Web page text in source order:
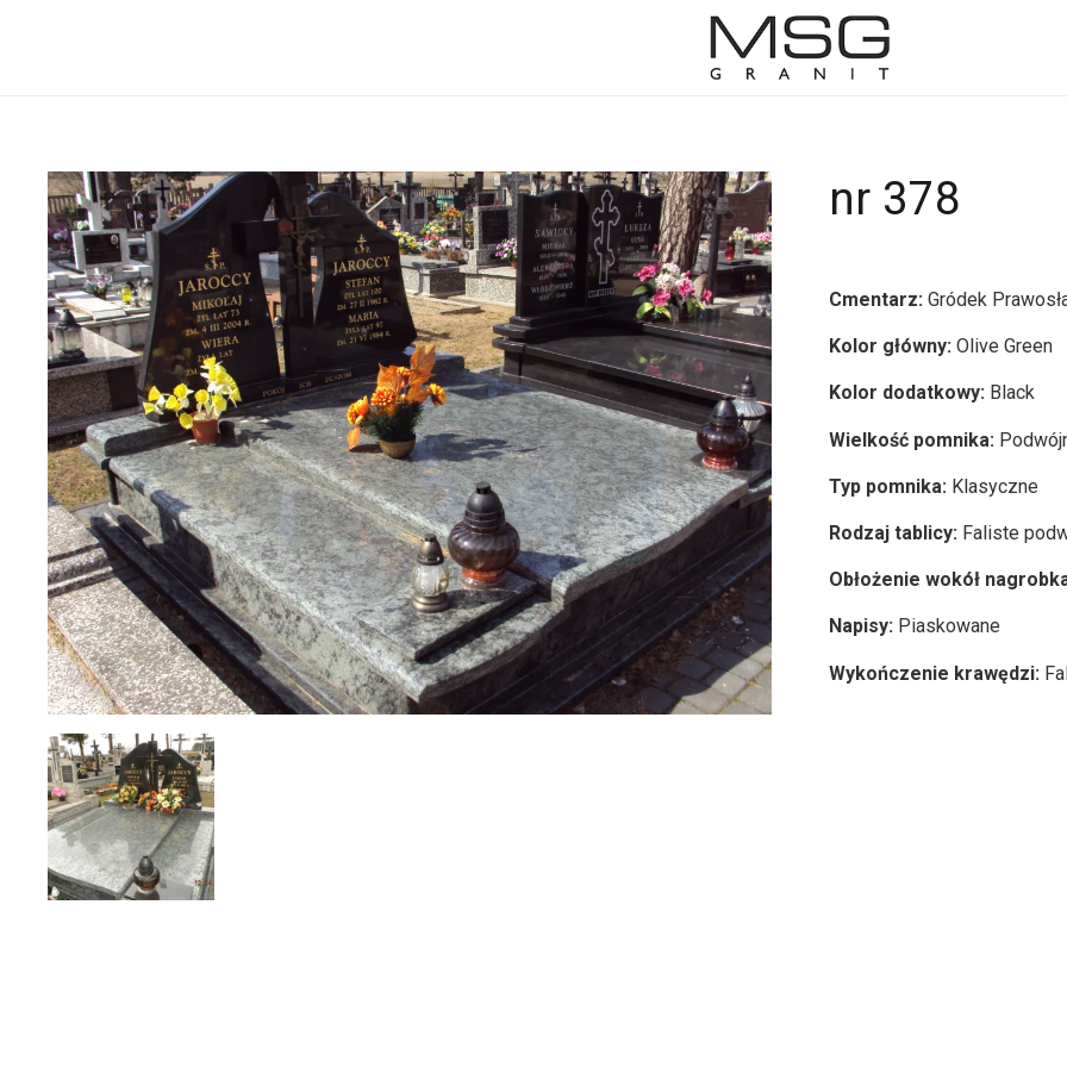
nr 378
Cmentarz: Gródek
Kolor główny: Olive Green
Kolor dodatkowy: Black
Wielkość pomnika:
Typ pomnika: Klasyczne
Rodzaj tablicy: Faliste
Obłożenie wokół
Napisy: Piaskowane
Wykończenie krawędzi: